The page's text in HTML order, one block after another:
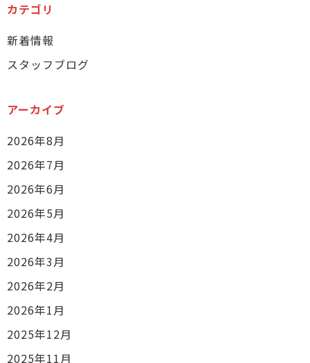
カテゴリ
新着情報
スタッフブログ
アーカイブ
2026年8月
2026年7月
2026年6月
2026年5月
2026年4月
2026年3月
2026年2月
2026年1月
2025年12月
2025年11月